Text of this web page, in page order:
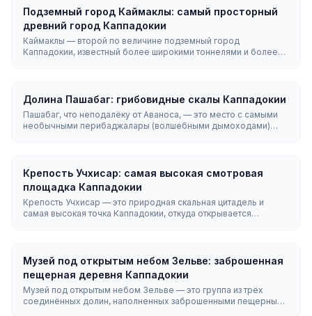
десять пунктов.
Подземный город Каймаклы: самый просторный
древний город Каппадокии
Каймаклы — второй по величине подземный город
Каппадокии, известный более широкими тоннелями и более
вентиляции.
Долина Пашабаг: грибовидные скалы Каппадокии
Пашабаг, что неподалёку от Аваноса, — это место с самыми
необычными перибаджалары (волшебными дымоходами)
Вход стоит Free, а ровная и лёгкая тропа позволяет подойти к
скалам вплотную всего за 30–45 минут.
Крепость Учхисар: самая высокая смотровая
площадка Каппадокии
Крепость Учхисар — это природная скальная цитадель и
самая высокая точка Каппадокии, откуда открывается
Музей под открытым небом Зельве: заброшенная
пещерная деревня Каппадокии
Музей под открытым небом Зельве — это группа из трёх
соединённых долин, наполненных заброшенными пещерными